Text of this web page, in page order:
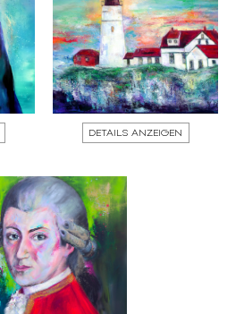
DETAILS ANZEIGEN